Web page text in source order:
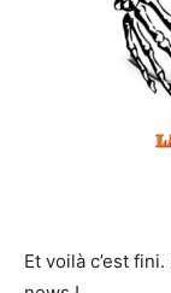
Et voilà c’est